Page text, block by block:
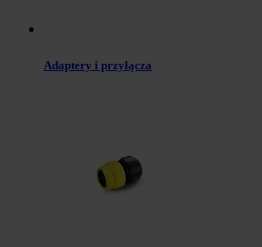
Adaptery i przyłącza